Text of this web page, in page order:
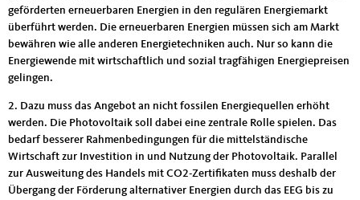
geförderten erneuerbaren Energien in den regulären Energiemarkt
überführt werden. Die erneuerbaren Energien müssen sich am Markt
bewähren wie alle anderen Energietechniken auch. Nur so kann die
Energiewende mit wirtschaftlich und sozial tragfähigen Energiepreisen
gelingen.
2. Dazu muss das Angebot an nicht fossilen Energiequellen erhöht
werden. Die Photovoltaik soll dabei eine zentrale Rolle spielen. Das
bedarf besserer Rahmenbedingungen für die mittelständische
Wirtschaft zur Investition in und Nutzung der Photovoltaik. Parallel
zur Ausweitung des Handels mit CO2-Zertifikaten muss deshalb der
Übergang der Förderung alternativer Energien durch das EEG bis zu